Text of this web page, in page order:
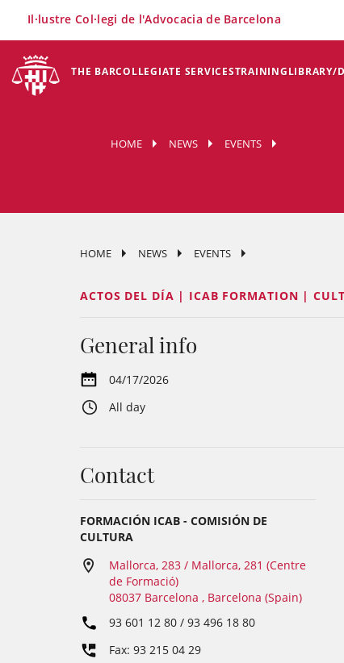
THE BARCOLLEGIATE SERVICESTRAININGLIBRARY/
Il·lustre Col·legi de l'Advocacia de Barcelona
HOME NEWS EVENTS
HOME NEWS EVENTS
ACTOS DEL DÍA | ICAB FORMATION |
General info
04/17/2026
All day
Contact
FORMACIÓN ICAB - COMISIÓN DE
CULTURA
Mallorca, 283 / Mallorca, 281 (Centre
de Formació)
08037 Barcelona , Barcelona (Spain)
93 601 12 80 / 93 496 18 80
Fax: 93 215 04 29